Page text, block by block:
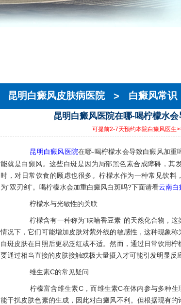
昆明白癜风皮肤病医院 > 白癜风常识
昆明白癜风医院在哪-喝柠檬水
可提前2-7天预约本院白癜风医生
昆明白癜风医院在哪-喝柠檬水会导致白癜风加重
能就是白癜风。这些白斑是因为局部黑色素合成障碍，其
时，对日常饮食的顾虑也很多。柠檬水作为一种常见饮料
为“双刃剑”。喝柠檬水会加重白癜风白斑吗?下面请看云南白
柠檬水与光敏性的关联
柠檬含有一种称为“呋喃香豆素”的天然化合物，这
情况下，它们可能增加皮肤对紫外线的敏感性，这种现象
白斑皮肤在日照后更易泛红或不适。然而，通过日常饮用
要通过相当直接的皮肤接触或极大量摄入才可能引发明显反
维生素C的常见疑问
柠檬富含维生素C，而维生素C在体内参与多种生
能干扰皮肤色素的生成，因此对白癜风不利。但根据现有